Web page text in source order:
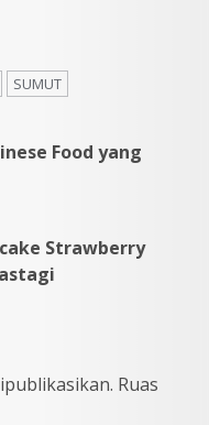
SUMUT
Food yang
Strawberry
Ruas